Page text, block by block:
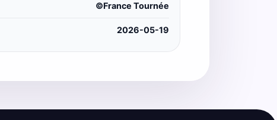
©France Tournée
2026-05-19